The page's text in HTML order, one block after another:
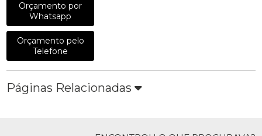
Orçamento por
Whatsapp
Orçamento pelo
Telefone
Páginas Relacionadas